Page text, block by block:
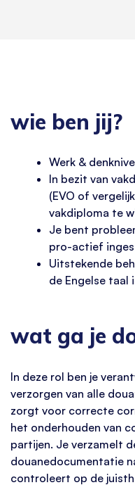
wie ben jij?
Werk &
In bezit van
(EVO of
vakdiploma te
Je bent
pro-actief
Uitstekende
de Engelse taal
wat ga je
In deze rol ben je
verzorgen van alle
zorgt voor correcte
het onderhouden van
partijen. Je verzamelt
douanedocumentatie
controleert op de